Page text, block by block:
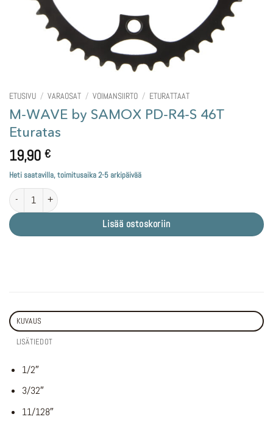
ETUSIVU / VARAOSAT / VOIMANSIIRTO / ETURATTAAT
M-WAVE by SAMOX PD-R4-S 46T
Eturatas
19,90 €
Heti saatavilla, toimitusaika 2-5 arkipäivää
M-WAVE by SAMOX PD-R4-S 46T Eturatas määrä
Lisää ostoskoriin
KUVAUS
LISÄTIEDOT
1/2″
3/32″
11/128″